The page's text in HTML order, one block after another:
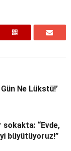
Ne Lükstü!’
sokakta: “Evde,
büyütüyoruz!”